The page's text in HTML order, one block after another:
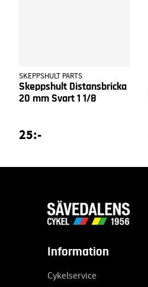
SKEPPSHULT PARTS
Skeppshult Distansbricka
20 mm Svart 1 1/8
25:-
Information
Cykelservice